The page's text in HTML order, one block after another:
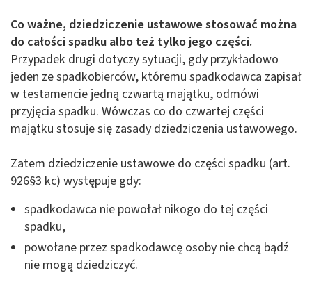
Co ważne, dziedziczenie ustawowe stosować można
do całości spadku albo też tylko jego części.
Przypadek drugi dotyczy sytuacji, gdy przykładowo
jeden ze spadkobierców, któremu spadkodawca zapisał
w testamencie jedną czwartą majątku, odmówi
przyjęcia spadku. Wówczas co do czwartej części
majątku stosuje się zasady dziedziczenia ustawowego.
Zatem dziedziczenie ustawowe do części spadku (art.
926§3 kc) występuje gdy:
spadkodawca nie powołał nikogo do tej części
spadku,
powołane przez spadkodawcę osoby nie chcą bądź
nie mogą dziedziczyć.